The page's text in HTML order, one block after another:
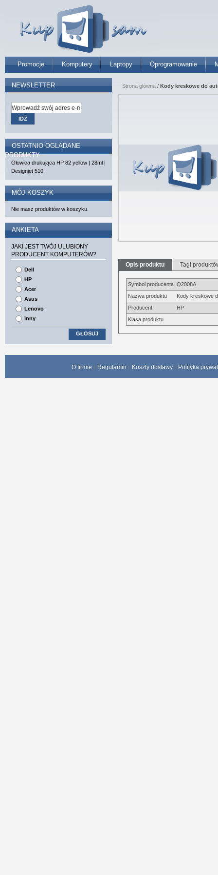
Promocje Komputery Laptopy Oprogramowanie
Strona główna / Kody kreskowe do
Opis produktu Tagi
Symbol producenta Q2008A
Nazwa produktu
Kody kreskowe
Producent
HP
Klasa produktu
NEWSLETTER
IDŹ
OSTATNIO OGLĄDANE
PRODUKTY
Głowica drukująca HP 82 yellow | 28ml |
Designjet 510
MÓJ KOSZYK
Nie masz produktów w koszyku.
ANKIETA
JAKI JEST TWÓJ ULUBIONY
PRODUCENT KOMPUTERÓW?
Dell
HP
Acer
Asus
Lenovo
inny
GŁOSUJ
O firmie Regulamin Koszty dostawy Polityka